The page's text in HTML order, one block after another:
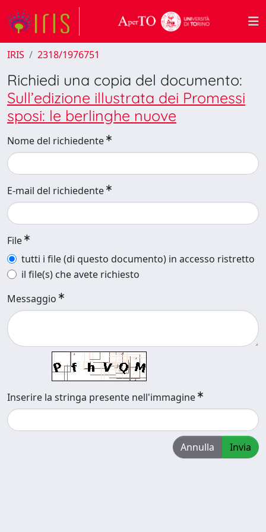
IRIS 2318/1976751
Richiedi una copia del documento:
Sull’edizione illustrata dei Promessi
sposi: le berlinghe nuove
Nome del richiedente
E-mail del richiedente
File
tutti i file (di questo documento) in accesso ristretto
il file(s) che avete richiesto
Messaggio
Inserire la stringa presente nell'immagine
Annulla Invia